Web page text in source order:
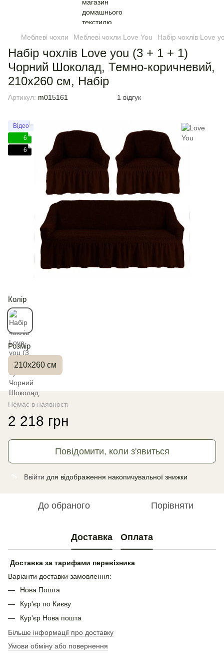
Меблеві чохли Меблеві чохли Love You Набір чохлів Love
Набір чохлів Love you (3 + 1 + 1)
Чорний Шоколад, Темно-коричневий,
210х260 см, Набір
Артикул: m015161 1 відгук
Відео
6
6
Колір
Розмір
210х260 см
Немає в наявності
2 218 грн
Повідомити, коли з'явиться
Ввійти для відображення накопичувальної знижки
До обраного Порівняти
Доставка Оплата
Доставка за тарифами перевізника
Варіанти доставки замовлення:
Нова Пошта
Кур'єр по Києву
Кур'єр Нова пошта
Більше інформації про доставку
Умови обміну або повернення